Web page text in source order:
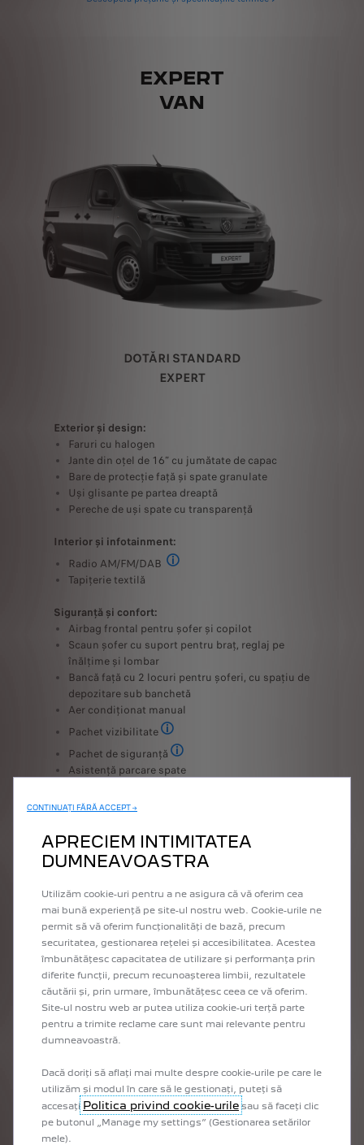
EXPERT
VAN
DOTĂRI STANDARD
EXPERT
Exterior și design:
Faruri cu halogen
Jante din oțel de 16” cu jumătate de capac
Bare de protecție față și spate granulate
Uși glisante pe partea dreaptă
Pereche de uși spate cu transparență
Interior și infotainment:
Radio AM/FM/DAB
Tapițerie textilă
Siguranță și confort:
Airbag frontal pentru șofer și copilot
Scaun șofer cu suport pentru braț, reglaj pe
înălțime și lombar
Bancă față cu 2 locuri pentru șoferi, cu spațiu de
depozitare sub banchetă
Aer condiționat manual
Pachet vizibilitate
Iluminare automată și ștergătoare față
Pachet de siguranță
Pachetul include: Cruise Control /
Asistență parcare spate
Sistem de monitorizare a presiunii în anvelope
CONTACTEAZĂ UN EXPERT
AFIRMĂ-ȚI STILUL
CONTINUAȚI FĂRĂ ACCEPT →
APRECIEM INTIMITATEA
DUMNEAVOASTRA
Utilizăm cookie-uri pentru a ne asigura că vă oferim cea
mai bună experiență pe site-ul nostru web. Cookie-urile ne
permit să vă oferim funcționalități de bază, precum
securitatea, gestionarea rețelei și accesibilitatea. Acestea
îmbunătățesc capacitatea de utilizare și performanța prin
diferite funcții, precum recunoașterea limbii, rezultatele
căutării și, prin urmare, îmbunătățesc ceea ce vă oferim.
Site-ul nostru web ar putea utiliza cookie-uri terță parte
pentru a trimite reclame care sunt mai relevante pentru
dumneavoastră.
Dacă doriți să aflați mai multe despre cookie-urile pe care le
utilizăm și modul în care să le gestionați, puteți să
accesați Politica privind cookie-urile sau să faceți clic
pe butonul „Manage my settings” (Gestionarea setărilor
mele).